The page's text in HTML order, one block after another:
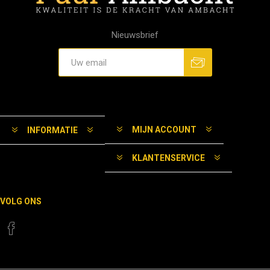
Nieuwsbrief
INFORMATIE MIJN ACCOUNT
KLANTENSERVICE
VOLG ONS